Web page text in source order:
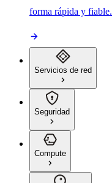
forma rápida y fiable.
Servicios de red
Seguridad
Compute